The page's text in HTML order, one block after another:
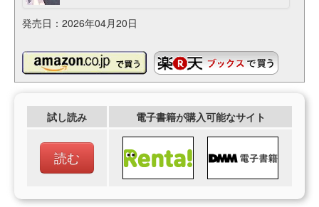
発売日：2026年04月20日
試し読み 電子書籍が購入可能なサイト
読む